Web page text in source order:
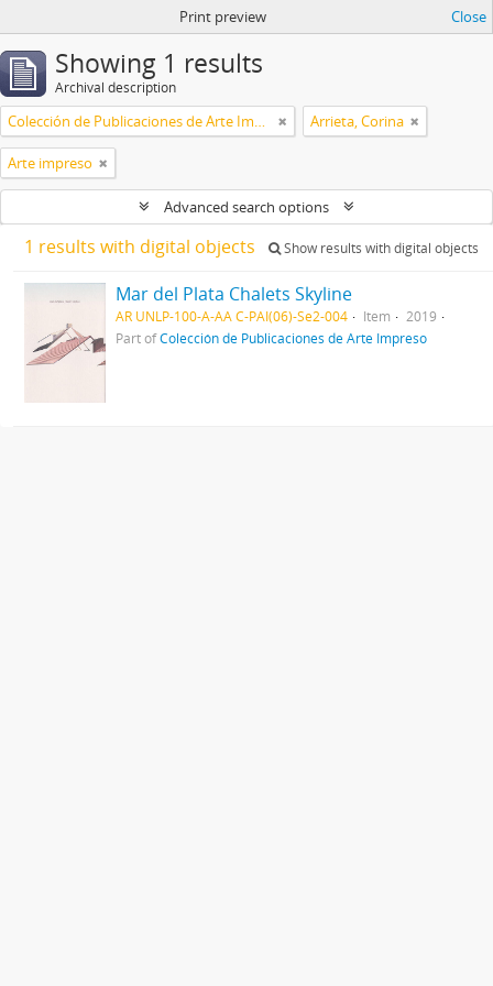
Print preview Close
Showing 1 results
Archival description
Colección de Publicaciones de Arte Impreso Arrieta, Corina
Arte impreso
Advanced search options
1 results with digital objects Show results with digital objects
Mar del Plata Chalets Skyline
AR UNLP-100-A-AA C-PAI(06)-Se2-004 Item
2019
Part ofColección de Publicaciones de Arte Impreso